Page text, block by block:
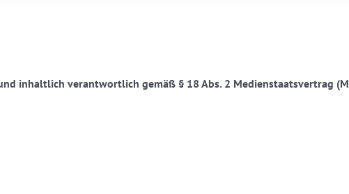
inhaltlich verantwortlich gemäß § 18 Abs. 2 Medienstaatsvertrag